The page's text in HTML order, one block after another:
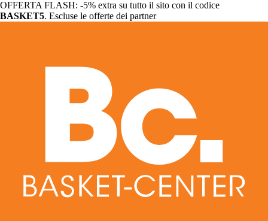
OFFERTA FLASH: -5% extra su tutto il sito con il codice
BASKET5. Escluse le offerte dei partner